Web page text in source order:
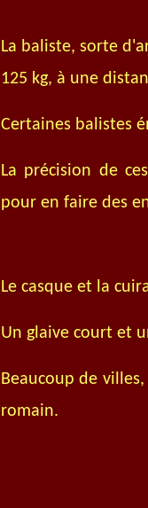
La baliste, sorte
125 kg, à une
Certaines balistes
La précision de
pour en faire des
Le casque et la
Un glaive court et
Beaucoup de
romain.